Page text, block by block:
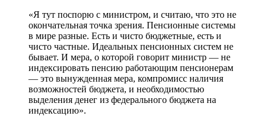
«Я тут поспорю с министром, и считаю, что это не
окончательная точка зрения. Пенсионные системы
в мире разные. Есть и чисто бюджетные, есть и
чисто частные. Идеальных пенсионных систем не
бывает. И мера, о которой говорит министр — не
индексировать пенсию работающим пенсионерам
— это вынужденная мера, компромисс наличия
возможностей бюджета, и необходимостью
выделения денег из федерального бюджета на
индексацию».